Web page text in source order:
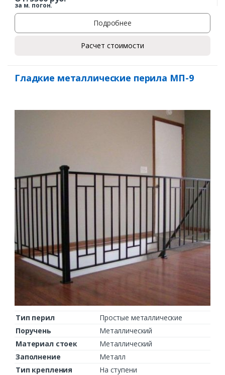
за м. погон.
Подробнее
Расчет стоимости
Гладкие металлические перила МП-9
Тип перил
Простые металлические
Поручень
Металлический
Материал стоек
Металлический
Заполнение
Металл
Тип крепления
На ступени